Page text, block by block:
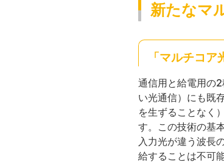
新たなマ
「マルチコ
通信用と給電用の
い光通信）にも既
を生ずることなく
す。この技術の基
入力光が違う波長
給することは不可